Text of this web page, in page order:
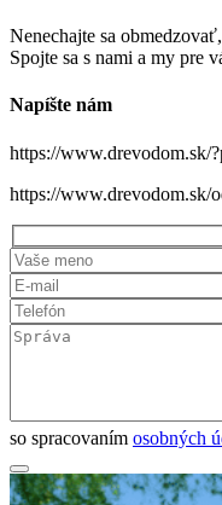
Nenechajte sa
Spojte sa s nami a my pre
Napíšte nám
https://www.drevodom.sk/
https://www.drevodom.sk/
so spracovaním osobných